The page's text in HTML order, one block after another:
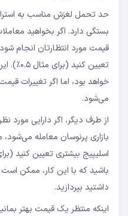
حد تحمل لغزش مناسب به
بستگی دارد. اگر بخواهید
قیمت مورد انتظارتان انجام
تعیین
خواهد بود، اما اگر تغییرات
می‌شود.
از طرف دیگر، اگر دارایی مورد
بازاری پرنوسان معامله
باشید که با این کار، ممکن است
داشتید بپردازید.
اینکه منتظر یک قیمت بهتر